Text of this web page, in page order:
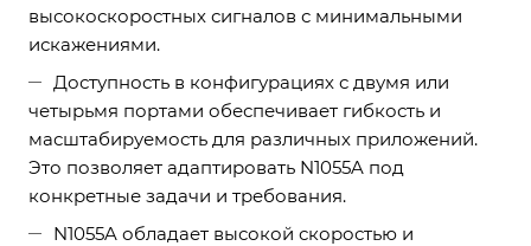
высокоскоростных сигналов с минимальными
искажениями.
Доступность в конфигурациях с двумя или
четырьмя портами обеспечивает гибкость и
масштабируемость для различных приложений.
Это позволяет адаптировать N1055A под
конкретные задачи и требования.
N1055A обладает высокой скоростью и